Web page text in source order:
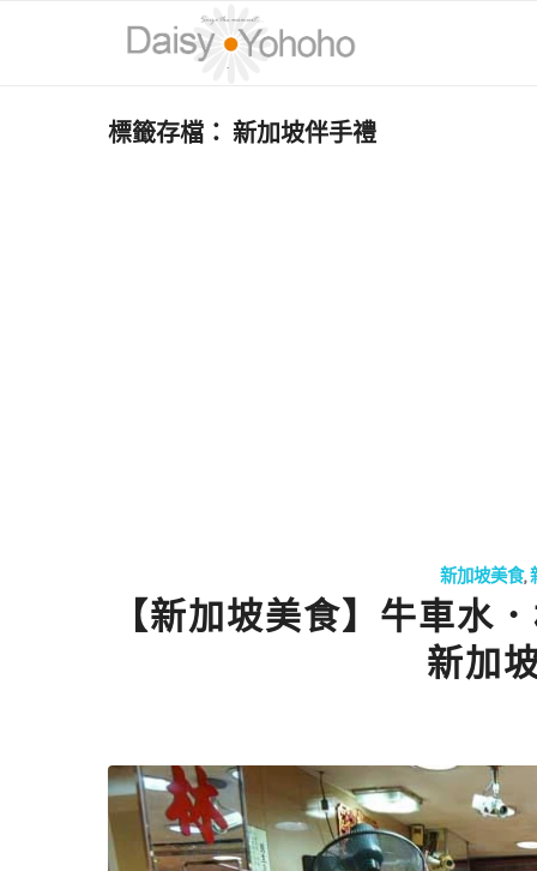
標籤存檔：新加坡伴手禮
新加坡美食,
【新加坡美食】牛車水
新加